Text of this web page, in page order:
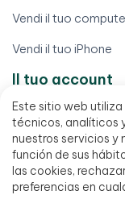
Este sitio web
técnicos, analíticos
nuestros servicios y
función de sus
las cookies,
preferencias en
Vendi il tuo
Vendi il tuo iPhone
Il tuo account
Diritto di recesso
Elaborare una
I miei ordini